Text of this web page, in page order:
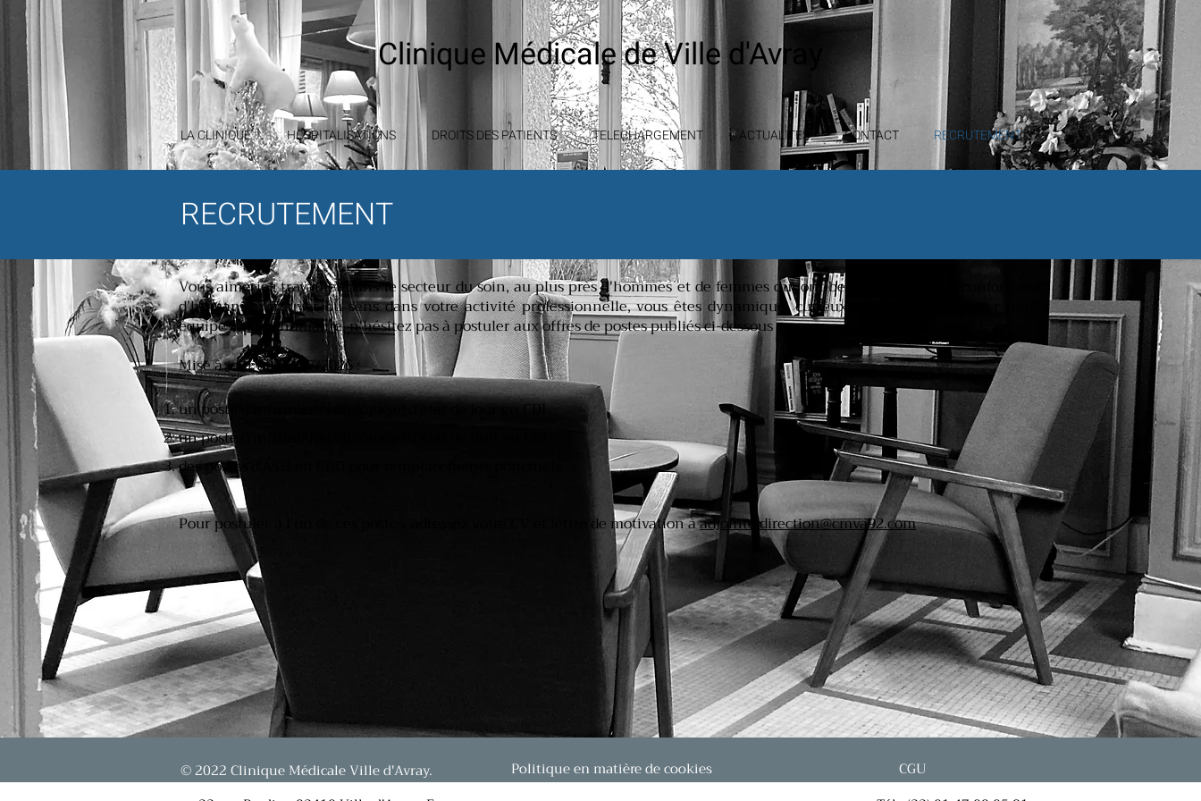
Clinique Médicale de Villed'Avray
LA CLINIQUE HOSPITALISATIONS DROITS DES PATIENTS TELECHARGEMENT ACTUALITES CONTACT RECRUTEMENT
RECRUTEMENT
Vous aimeriez travailler dans le secteur du soin, au plus près d'hommes et de femmes qui ont besoin d'aide, de réconfort et
d'humanité, trouver du sens dans votre activité professionnelle, vous êtes dynamique, curieux et souhaitez intégrer une
équipe à taille humaine, n'hésitez pas à postuler aux offres de postes publiés ci-dessous :
Mise à jour au 08/07/2026 :
un poste d'infirmier(e) diplômé(e) d'état de jour en CDI
un poste d'infirmier(e) diplômé(e) d'état de nuit en CDI
des postes d'ASH en CDD pour remplacements ponctuels
Pour postuler à l'un de ces postes, adressez votre CV et lettre de motivation àadjointe.direction@cmva92.com
© 2022 Clinique Médicale Ville d'Avray. Politique en matière de cookies
CGU